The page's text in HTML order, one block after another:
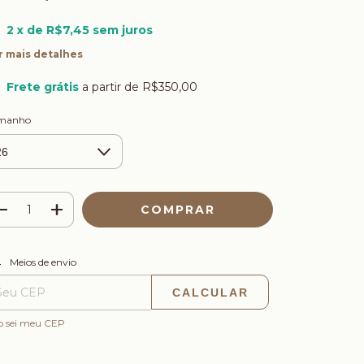
2 x de R$7,45 sem juros
mais detalhes
Frete grátis a partir de R$350,00
para o CEP:
Meios de envio
CALCULAR
sei meu CEP